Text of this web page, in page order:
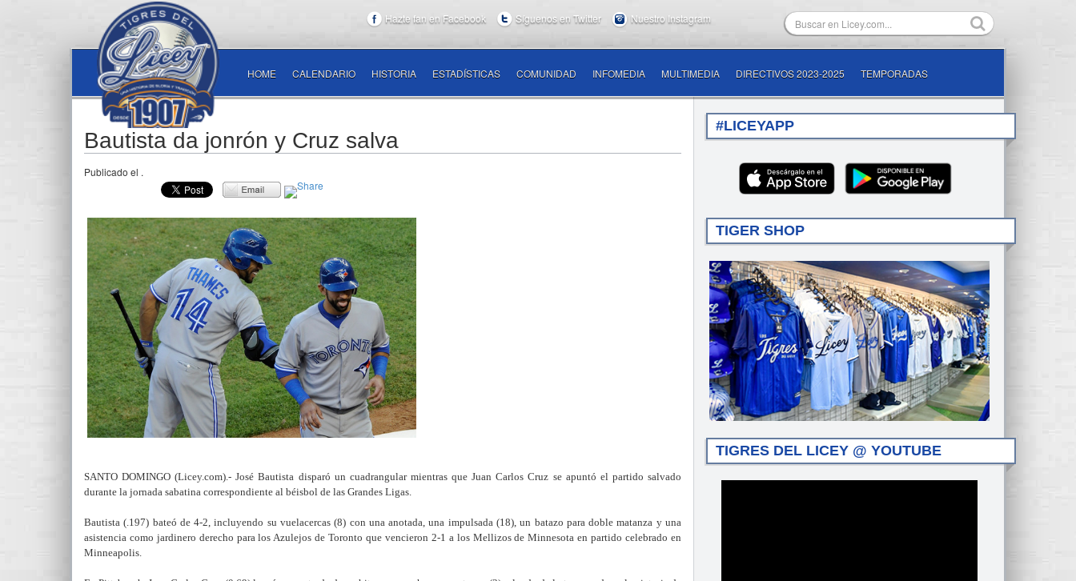
Hazte fan en Facebook Síguenos en Twitter Nuestro Instagram
HOME CALENDARIO HISTORIA ESTADÍSTICAS COMUNIDAD INFOMEDIA MULTIMEDIA DIRECTIVOS 2023-2025 TEMPORADAS
Bautista da jonrón y Cruz salva
Publicado el .
SANTO DOMINGO (Licey.com).- José Bautista disparó un cuadrangular mientras que Juan Carlos Cruz se apuntó el partido salvado
durante la jornada sabatina correspondiente al béisbol de las Grandes Ligas.
Bautista (.197) bateó de 4-2, incluyendo su vuelacercas (8) con una anotada, una impulsada (18), un batazo para doble matanza y una
asistencia como jardinero derecho para los Azulejos de Toronto que vencieron 2-1 a los Mellizos de Minnesota en partido celebrado en
Minneapolis.
#LICEYAPP
TIGER SHOP
TIGRES DEL LICEY @ YOUTUBE